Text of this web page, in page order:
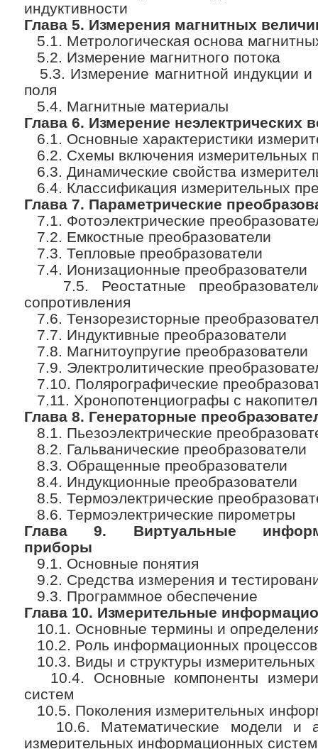
индуктивности
Глава 5. Измерения магнитных
5.1. Метрологическая основа
5.2. Измерение магнитного потока
5.3. Измерение магнитной индукции и
поля
5.4. Магнитные материалы
Глава 6. Измерение неэлектрических
6.1. Основные характеристики
6.2. Схемы включения измерительных
6.3. Динамические свойства
6.4. Классификация измерительных
Глава 7. Параметрические
7.1. Фотоэлектрические
7.2. Емкостные преобразователи
7.3. Тепловые преобразователи
7.4. Ионизационные преобразователи
7.5. Реостатные
сопротивления
7.6. Тензорезисторные
7.7. Индуктивные преобразователи
7.8. Магнитоупругие преобразователи
7.9. Электролитические
7.10. Полярографические
7.11. Хронопотенциографы с
Глава 8. Генераторные
8.1. Пьезоэлектрические
8.2. Гальванические преобразователи
8.3. Обращенные преобразователи
8.4. Индукционные преобразователи
8.5. Термоэлектрические
8.6. Термоэлектрические пирометры
Глава 9. Виртуальные
приборы
9.1. Основные понятия
9.2. Средства измерения и
9.3. Программное обеспечение
Глава 10. Измерительные
10.1. Основные термины и
10.2. Роль информационных процессов
10.3. Виды и структуры
10.4. Основные компоненты
систем
10.5. Поколения измерительных
10.6. Математические модели и
измерительных информационных систем